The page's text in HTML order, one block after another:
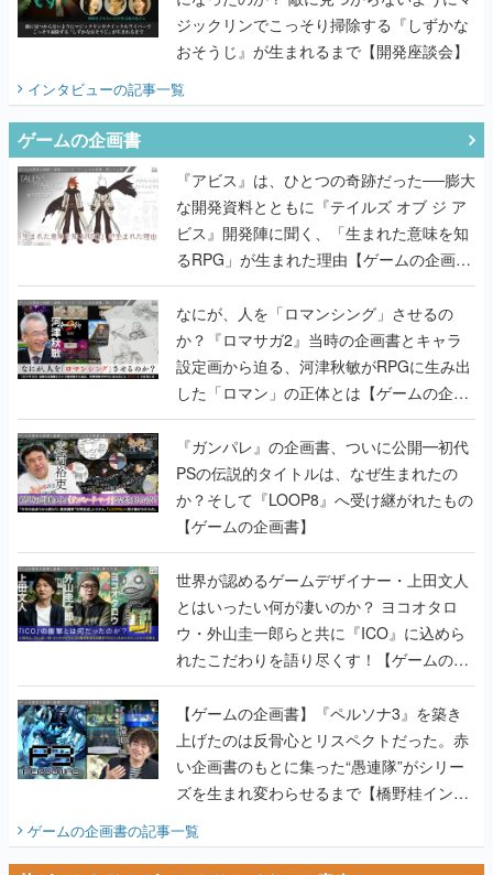
ジックリンでこっそり掃除する『しずかな
おそうじ』が生まれるまで【開発座談会】
インタビューの記事一覧
ゲームの企画書
『アビス』は、ひとつの奇跡だった──膨大
な開発資料とともに『テイルズ オブ ジ ア
ビス』開発陣に聞く、「生まれた意味を知
るRPG」が生まれた理由【ゲームの企画
書】
なにが、人を「ロマンシング」させるの
か？『ロマサガ2』当時の企画書とキャラ
設定画から迫る、河津秋敏がRPGに生み出
した「ロマン」の正体とは【ゲームの企画
書】
『ガンパレ』の企画書、ついに公開━初代
PSの伝説的タイトルは、なぜ生まれたの
か？そして『LOOP8』へ受け継がれたもの
【ゲームの企画書】
世界が認めるゲームデザイナー・上田文人
とはいったい何が凄いのか？ ヨコオタロ
ウ・外山圭一郎らと共に『ICO』に込めら
れたこだわりを語り尽くす！【ゲームの企
画書】
【ゲームの企画書】『ペルソナ3』を築き
上げたのは反骨心とリスペクトだった。赤
い企画書のもとに集った“愚連隊”がシリー
ズを生まれ変わらせるまで【橋野桂インタ
ビュー】
ゲームの企画書の記事一覧